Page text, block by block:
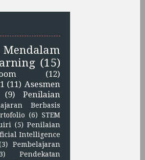
(15)
(12)
(11) Asesmen
(9)
Penilaian
Berbasis
(6) STEM
(5) Penilaian
Intelligence
Pembelajaran
Pendekatan